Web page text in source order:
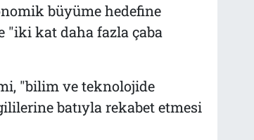
büyüme hedefine
"iki kat daha fazla çaba
"bilim ve teknolojide
batıyla rekabet etmesi